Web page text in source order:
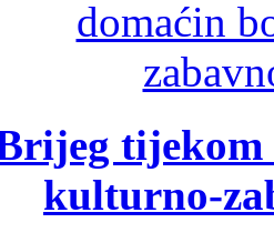
tijekom
kulturno-